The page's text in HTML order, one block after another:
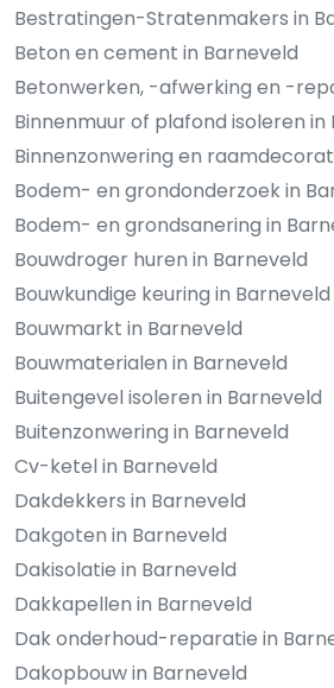
Bestratingen-Stratenmakers in
Beton en cement in Barneveld
Betonwerken, -afwerking en -
Binnenmuur of plafond isoleren in
Binnenzonwering en
Bodem- en grondonderzoek in
Bodem- en grondsanering in
Bouwdroger huren in Barneveld
Bouwkundige keuring in Barneveld
Bouwmarkt in Barneveld
Bouwmaterialen in Barneveld
Buitengevel isoleren in Barneveld
Buitenzonwering in Barneveld
Cv-ketel in Barneveld
Dakdekkers in Barneveld
Dakgoten in Barneveld
Dakisolatie in Barneveld
Dakkapellen in Barneveld
Dak onderhoud-reparatie in
Dakopbouw in Barneveld